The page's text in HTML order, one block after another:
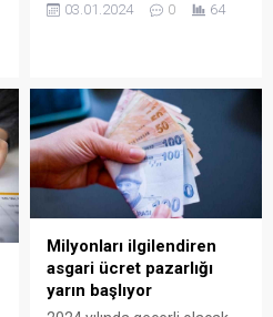
03.01.2024 0 64
Milyonları ilgilendiren
asgari ücret pazarlığı
yarın başlıyor